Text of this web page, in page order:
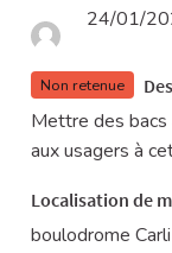
24/01/
Non retenue
Mettre des bacs
aux usagers à
Localisation de
boulodrome Carli